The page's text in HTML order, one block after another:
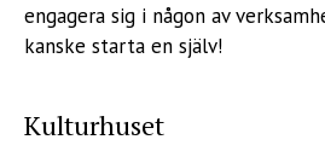
engagera sig i någon av
kanske starta en själv!
Kulturhuset